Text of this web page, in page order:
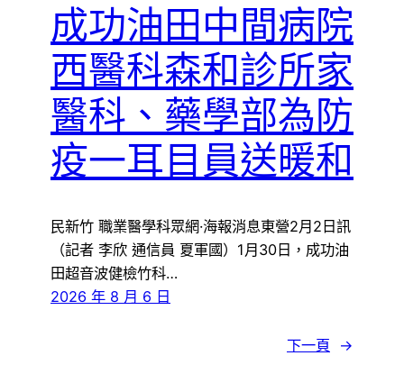
成功油田中間病院
西醫科森和診所家
醫科、藥學部為防
疫一耳目員送暖和
民新竹 職業醫學科眾網·海報消息東營2月2日訊
（記者 李欣 通信員 夏軍國）1月30日，成功油
田超音波健檢竹科…
2026 年 8 月 6 日
下一頁 →